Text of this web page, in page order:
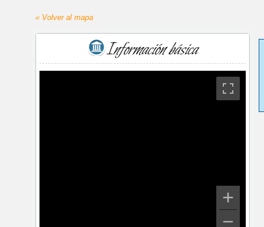
« Volver al mapa
Información básica